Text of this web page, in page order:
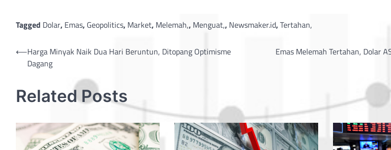
Tagged Dolar, Emas, Geopolitics, Market, Melemah,, Menguat,, Newsmaker.id,Tertahan,
Post
navigation
⟵Harga Minyak Naik Dua Hari Beruntun, Ditopang Optimisme
Dagang
Emas Melemah Tertahan, Dolar
Related Posts